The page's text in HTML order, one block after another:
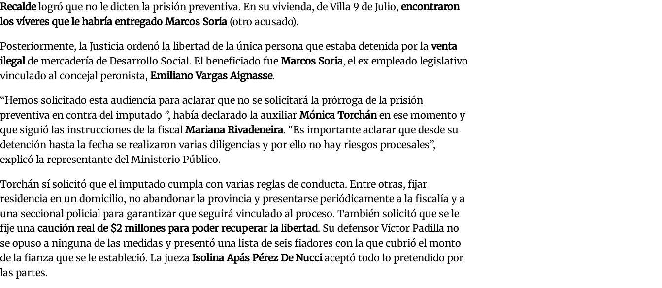
Recaldelogró que no le dicten la prisión preventiva. En su vivienda, de Villa 9 de Julio, encontraron
los víveres que le habría entregado Marcos Soria (otro acusado).
Posteriormente, la Justicia ordenó la libertad de la única persona que estaba detenida por la venta
ilegalde mercadería de Desarrollo Social. El beneficiado fue Marcos Soria, el ex empleado legislativo
vinculado al concejal peronista, Emiliano Vargas Aignasse.
“Hemos solicitado esta audiencia para aclarar que no se solicitará la prórroga de la prisión
preventiva en contra del imputado ”, había declarado la auxiliar Mónica Torchánen ese momento y
que siguió las instrucciones de la fiscal Mariana Rivadeneira. “Es importante aclarar que desde su
detención hasta la fecha se realizaron varias diligencias y por ello no hay riesgos procesales”,
explicó la representante del Ministerio Público.
Torchán sí solicitó que el imputado cumpla con varias reglas de conducta. Entre otras, fijar
residencia en un domicilio, no abandonar la provincia y presentarse periódicamente a la fiscalía y a
una seccional policial para garantizar que seguirá vinculado al proceso. También solicitó que se le
fije una caución real de $2 millones para poder recuperar la libertad. Su defensor Víctor Padilla no
se opuso a ninguna de las medidas y presentó una lista de seis fiadores con la que cubrió el monto
de la fianza que se le estableció. La jueza Isolina Apás Pérez De Nucciaceptó todo lo pretendido por
las partes.